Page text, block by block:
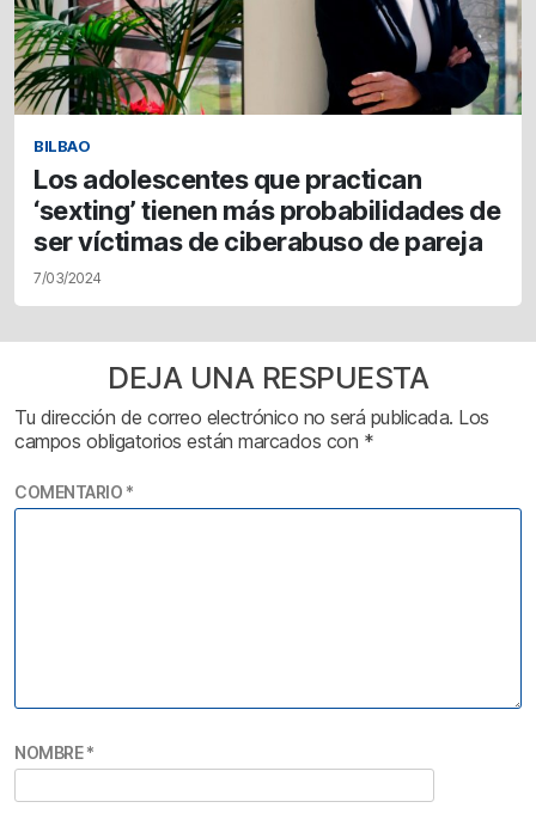
BILBAO
Los adolescentes que practican
‘sexting’ tienen más probabilidades de
ser víctimas de ciberabuso de pareja
7/03/2024
DEJA UNA RESPUESTA
Tu dirección de correo electrónico no será publicada. Los
campos obligatorios están marcados con *
COMENTARIO *
NOMBRE*